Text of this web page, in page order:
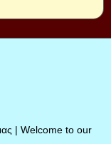
| Welcome to our